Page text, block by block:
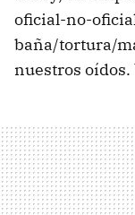
oficial-no-
baña/tortura/
nuestros oídos.